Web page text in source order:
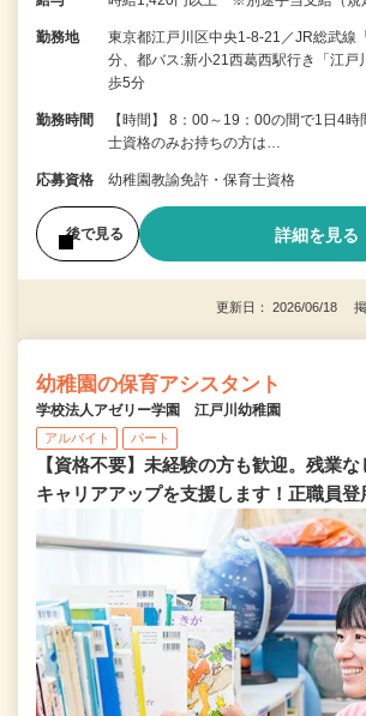
勤務地
東京都江戸川区中央1-8-21／JR総武線
分、都バス:新小21西葛西駅行き「江戸
歩5分
勤務時間
【時間】 8：00～19：00の間で1日4
士資格のみお持ちの方は…
応募資格 幼稚園教諭免許・保育士資格
後で見る 詳細を見る
更新日： 2026/06/18 掲
幼稚園の保育アシスタント
学校法人アゼリー学園 江戸川幼稚園
アルバイト パート
【資格不要】未経験の方も歓迎。残業な
キャリアアップを支援します！正職員登